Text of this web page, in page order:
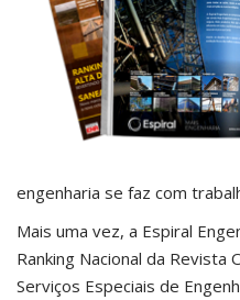
engenharia se faz com
Mais uma vez, a Espiral
Ranking Nacional da
Serviços Especiais de